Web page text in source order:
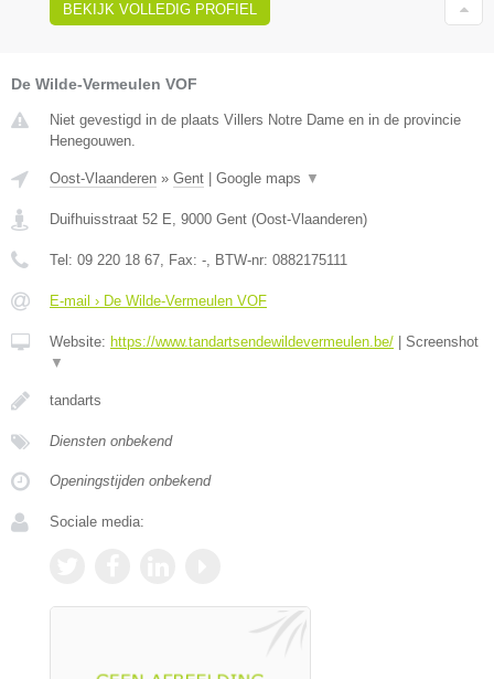
BEKIJK VOLLEDIG PROFIEL
De Wilde-Vermeulen VOF
Niet gevestigd in de plaats Villers Notre Dame en in de provincie
Henegouwen.
Oost-Vlaanderen » Gent Google maps ▼
Duifhuisstraat 52 E, 9000 Gent (Oost-Vlaanderen)
Tel: 09 220 18 67, Fax: -, BTW-nr: 0882175111
E-mail › De Wilde-Vermeulen VOF
Website: https://www.tandartsendewildevermeulen.be/
Screenshot
▼
tandarts
Diensten onbekend
Openingstijden onbekend
Sociale media: